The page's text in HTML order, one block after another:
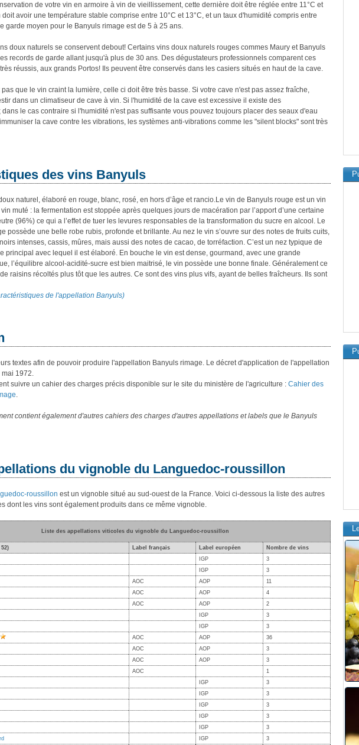
de votre vin en armoire à vin de vieillissement, cette dernière doit être réglée entre 11°C et
doit avoir une température stable comprise entre 10°C et 13°C, et un taux d'humidité compris entre
garde moyen pour le Banyuls rimage est de 5 à 25 ans.
doux naturels se conservent debout! Certains vins doux naturels rouges commes Maury et Banyuls
records de garde allant jusqu'à plus de 30 ans. Des dégustateurs professionnels comparent ces
réussis, aux grands Portos! Ils peuvent être conservés dans les casiers situés en haut de la cave.
que le vin craint la lumière, celle ci doit être très basse. Si votre cave n'est pas assez fraîche,
dans un climatiseur de cave à vin. Si l'humidité de la cave est excessive il existe des
le cas contraire si l'humidité n'est pas suffisante vous pouvez toujours placer des seaux d'eau
la cave contre les vibrations, les systèmes anti-vibrations comme les "silent blocks" sont très
des vins Banyuls
naturel, élaboré en rouge, blanc, rosé, en hors d’âge et rancio.Le vin de Banyuls rouge est un vin
muté : la fermentation est stoppée après quelques jours de macération par l’apport d’une certaine
(96%) ce qui a l’effet de tuer les levures responsables de la transformation du sucre en alcool. Le
possède une belle robe rubis, profonde et brillante. Au nez le vin s’ouvre sur des notes de fruits cuits,
intenses, cassis, mûres, mais aussi des notes de cacao, de torréfaction. C’est un nez typique de
principal avec lequel il est élaboré. En bouche le vin est dense, gourmand, avec une grande
l’équilibre alcool-acidité-sucre est bien maitrisé, le vin possède une bonne finale. Généralement ce
raisins récoltés plus tôt que les autres. Ce sont des vins plus vifs, ayant de belles fraîcheurs. Ils sont
de l'appellation Banyuls)
textes afin de pouvoir produire l'appellation Banyuls rimage. Le décret d'application de l'appellation
mai 1972.
suivre un cahier des charges précis disponible sur le site du ministère de l'agriculture : Cahier des
.
contient également d'autres cahiers des charges d'autres appellations et labels que le Banyuls
du vignoble du Languedoc-roussillon
roussillon est un vignoble situé au sud-ouest de la France. Voici ci-dessous la liste des autres
dont les vins sont également produits dans ce même vignoble.
Liste des appellations viticoles du vignoble du Languedoc-roussillon
Label français Label européen
Nombre de vins
IGP
3
IGP
3
AOC AOP
11
AOC AOP
4
AOC AOP
2
IGP
3
IGP
3
AOC AOP
36
AOC AOP
3
AOC AOP
3
AOC
1
IGP
3
IGP
3
IGP
3
IGP
3
IGP
3
IGP 3